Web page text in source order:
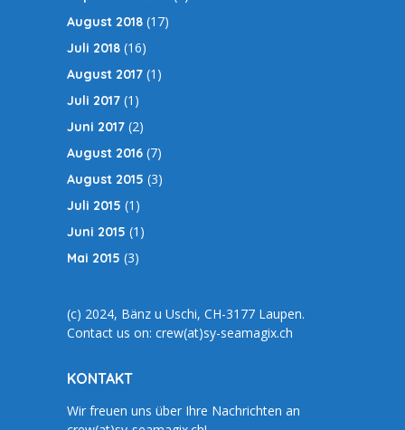
August 2018 (17)
Juli 2018 (16)
August 2017 (1)
Juli 2017 (1)
Juni 2017 (2)
August 2016 (7)
August 2015 (3)
Juli 2015 (1)
Juni 2015 (1)
Mai 2015 (3)
(c) 2024, Bänz u Uschi, CH-3177 Laupen.
Contact us on: crew(at)sy-seamagix.ch
KONTAKT
Wir freuen uns über Ihre Nachrichten an